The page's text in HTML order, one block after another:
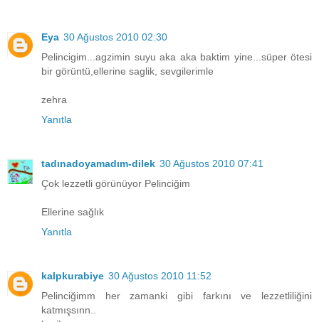
Eya 30 Ağustos 2010 02:30
Pelincigim...agzimin suyu aka aka baktim yine...süper ötesi
bir görüntü,ellerine saglik, sevgilerimle
zehra
Yanıtla
tadınadoyamadım-dilek 30 Ağustos 2010 07:41
Çok lezzetli görünüyor Pelinciğim
Ellerine sağlık
Yanıtla
kalpkurabiye 30 Ağustos 2010 11:52
Pelinciğimm her zamanki gibi farkını ve lezzetliliğini
katmışsınn..